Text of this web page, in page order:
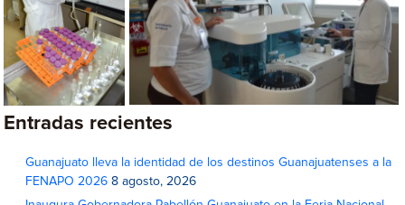
Entradas recientes
Guanajuato lleva la identidad de los destinos Guanajuatenses a la
FENAPO 2026 8 agosto, 2026